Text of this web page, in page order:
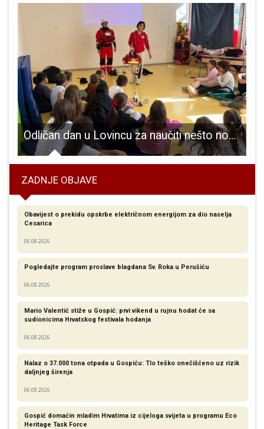
Odličan dan u Lovincu za naučiti nešto novo
ZADNJE OBJAVE
Obavijest o prekidu opskrbe električnom energijom za dio naselja
Cesarica
06.08.2026
Pogledajte program proslave blagdana Sv. Roka u Perušiću
06.08.2026
Mario Valentić stiže u Gospić: prvi vikend u rujnu hodat će sa
sudionicima Hrvatskog festivala hodanja
06.08.2026
Nalaz o 37.000 tona otpada u Gospiću: Tlo teško onečišćeno uz rizik
daljnjeg širenja
06.08.2026
Gospić domaćin mladim Hrvatima iz cijeloga svijeta u programu Eco
Heritage Task Force